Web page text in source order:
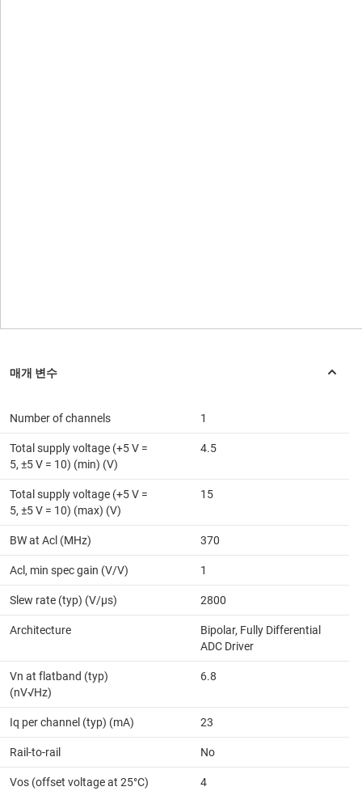
Number of channels 1
Total supply voltage (+5 V =
5, ±5 V = 10) (min) (V)
4.5
Total supply voltage (+5 V =
5, ±5 V = 10) (max) (V)
15
BW at Acl (MHz) 370
Acl, min spec gain (V/V) 1
Slew rate (typ) (V/µs) 2800
Architecture
Bipolar, Fully Differential
ADC Driver
Vn at flatband (typ)
(nV√Hz)
6.8
Iq per channel (typ) (mA) 23
Rail-to-rail No
Vos (offset voltage at 25°C)
4